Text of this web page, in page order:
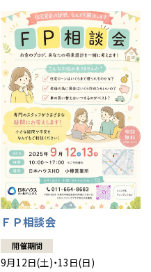
ＦＰ相談会
開催期間
9月12日(土)・13日(日)